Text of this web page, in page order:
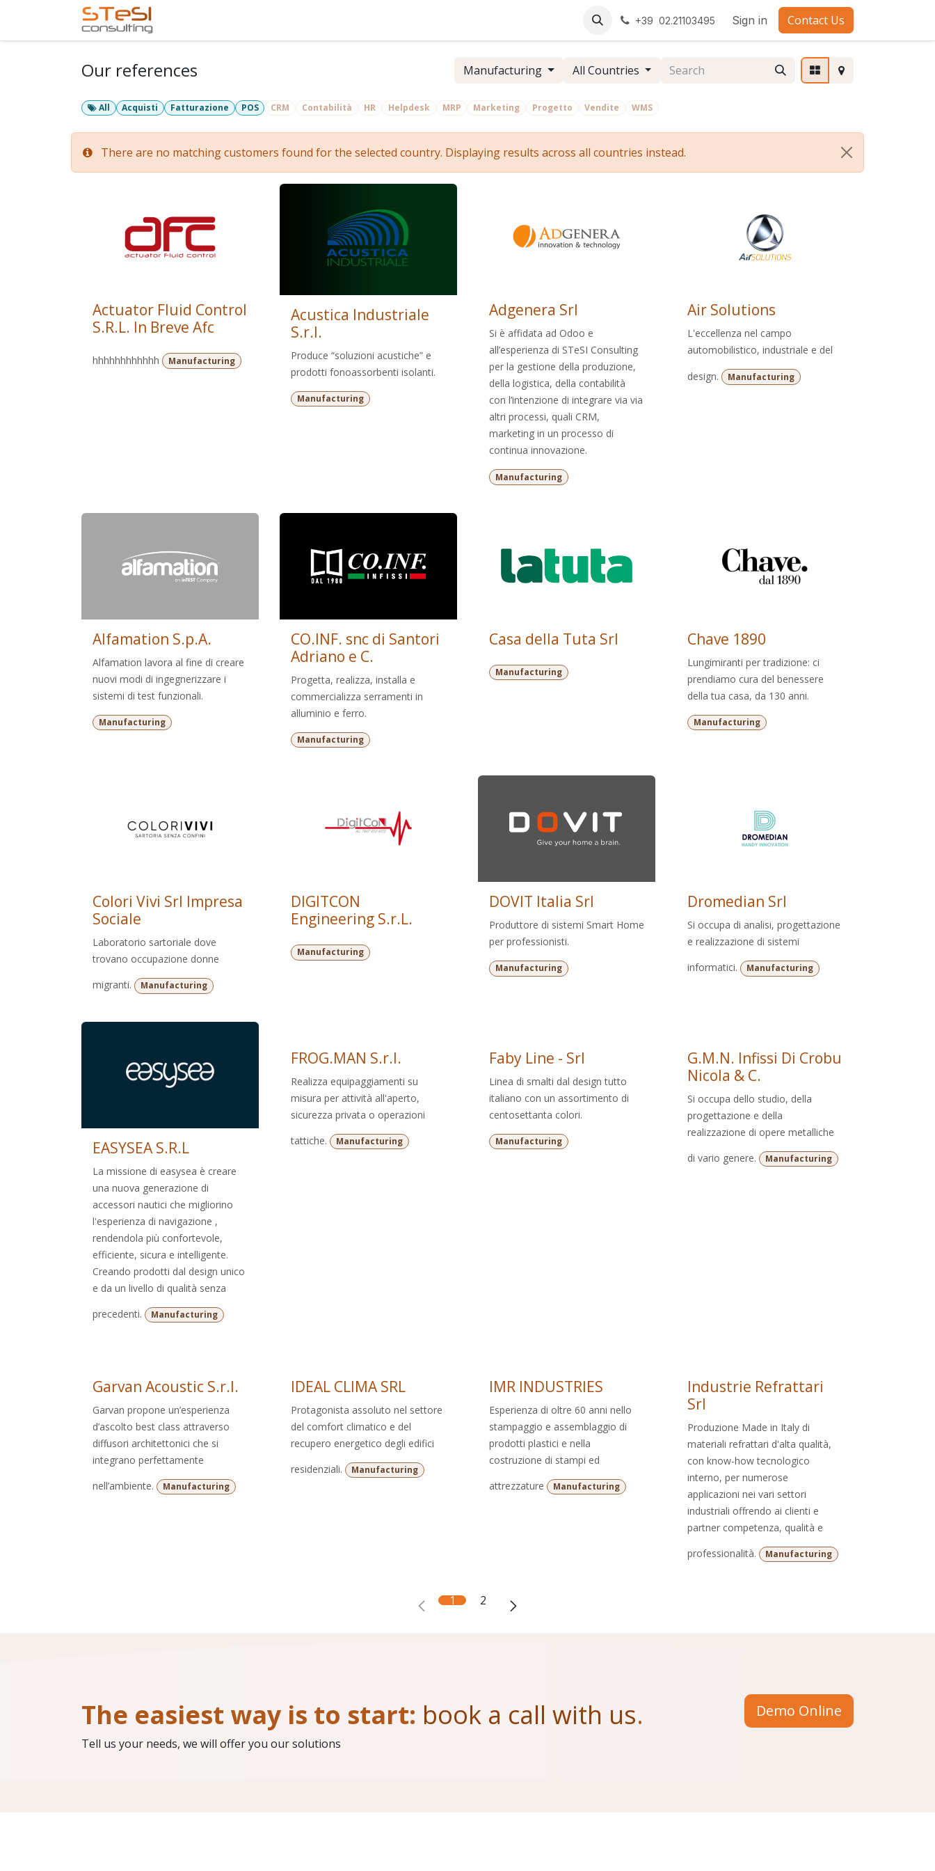
Jobs +39 02.21103495 Sign in Contact Us
Our references Manufacturing All Countries
All Acquisti Fatturazione POS CRM Contabilità HR Helpdesk MRP Marketing Progetto Vendite WMS
There are no matching customers found for the selected country. Displaying results across all countries instead.
Actuator Fluid Control
S.R.L. In Breve Afc
hhhhhhhhhhhh Manufacturing
Acustica Industriale
S.r.l.
Produce “soluzioni acustiche” e
prodotti fonoassorbenti isolanti.
Manufacturing
Adgenera Srl
Si è affidata ad Odoo e
all’esperienza di STeSI Consulting
per la gestione della produzione,
della logistica, della contabilità
con l’intenzione di integrare via via
altri processi, quali CRM,
marketing in un processo di
continua innovazione.
Manufacturing
Air Solutions
L'eccellenza nel campo
automobilistico, industriale e del
design.
Manufacturing
Alfamation S.p.A.
Alfamation lavora al fine di creare
nuovi modi di ingegnerizzare i
sistemi di test funzionali.
Manufacturing
CO.INF. snc di Santori
Adriano e C.
Progetta, realizza, installa e
commercializza serramenti in
alluminio e ferro.
Manufacturing
Casa della Tuta Srl
Manufacturing
Chave 1890
Lungimiranti per tradizione: ci
prendiamo cura del benessere
della tua casa, da 130 anni.
Manufacturing
Colori Vivi Srl Impresa
Sociale
Laboratorio sartoriale dove
trovano occupazione donne
migranti.
Manufacturing
DIGITCON
Engineering S.r.L.
Manufacturing
DOVIT Italia Srl
Produttore di sistemi Smart Home
per professionisti.
Manufacturing
Dromedian Srl
Si occupa di analisi, progettazione
e realizzazione di sistemi
informatici.
Manufacturing
EASYSEA S.R.L
La missione di easysea è creare
una nuova generazione di
accessori nautici che migliorino
l'esperienza di navigazione ,
rendendola più confortevole,
efficiente, sicura e intelligente.
Creando prodotti dal design unico
e da un livello di qualità senza
precedenti.
Manufacturing
FROG.MAN S.r.l.
Realizza equipaggiamenti su
misura per attività all'aperto,
sicurezza privata o operazioni
tattiche.
Manufacturing
Faby Line - Srl
Linea di smalti dal design tutto
italiano con un assortimento di
centosettanta colori.
Manufacturing
G.M.N. Infissi Di Crobu
Nicola & C.
Si occupa dello studio, della
progettazione e della
realizzazione di opere metalliche
di vario genere.
Manufacturing
Garvan Acoustic S.r.l.
Garvan propone un’esperienza
d’ascolto best class attraverso
diffusori architettonici che si
integrano perfettamente
nell’ambiente.
Manufacturing
IDEAL CLIMA SRL
Protagonista assoluto nel settore
del comfort climatico e del
recupero energetico degli edifici
residenziali.
Manufacturing
IMR INDUSTRIES
Esperienza di oltre 60 anni nello
stampaggio e assemblaggio di
prodotti plastici e nella
costruzione di stampi ed
attrezzature
Manufacturing
Industrie Refrattari
Srl
Produzione Made in Italy di
materiali refrattari d'alta qualità,
con know-how tecnologico
interno, per numerose
applicazioni nei vari settori
industriali offrendo ai clienti e
partner competenza, qualità e
professionalità.
Manufacturing
1 2
The easiest way is to start: book a call with us.
Tell us your needs, we will offer you our solutions
Demo Online